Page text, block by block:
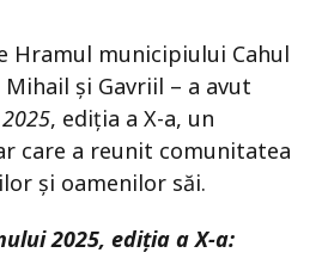
Hramul municipiului Cahul
și Gavriil – a avut
, ediția a X-a, un
care a reunit comunitatea
și oamenilor săi.
2025, ediția a X-a: